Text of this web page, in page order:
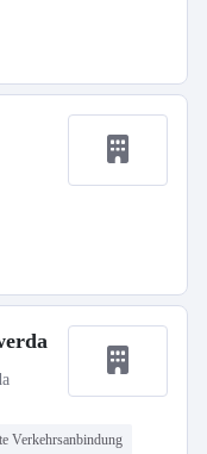
Verkehrsanbindung